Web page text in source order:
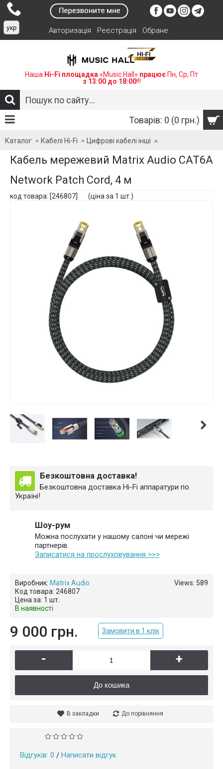
Авторизація Реєстрація Обране
укр
Наша Hi-Fi площадка «Music Hall» працює Пн, Ср, Пт
з 13:00 до 18:00!!!
Товарів: 0 (0 грн.)
Каталог Кабелі Hi-Fi Цифрові кабелі інші
Кабель мережевий Matrix Audio CAT6A
Network Patch Cord, 4 м
код товара: [246807] (ціна за 1 шт.)
Безкоштовна доставка!
Безкоштовна доставка Hi-Fi аппаратури по
Україні!
Шоу-рум
Можна послухати у нашому салоні чи мережі
партнерів.
Записатися на прослуховування >>>
Views: 589
Виробник: Matrix Audio
Код товара: 246807
Цена за: 1 шт.
В наявності
9 000 грн. Замовити в 1 клік
- +
До кошика
В закладки До порівняння
Відгуків: 0 / Написати відгук